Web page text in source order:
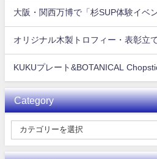
大阪・関西万博で「杉SUP体験イベ
オリジナル木製トロフィー・表彰立
KUKUプレート&BOTANICAL
Category